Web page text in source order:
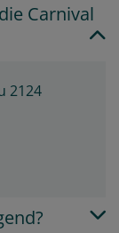
Carnival
2124